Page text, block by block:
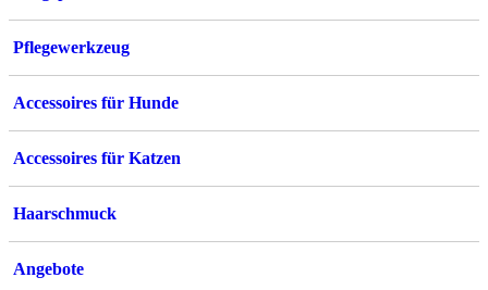
Pflegewerkzeug
Accessoires für Hunde
Accessoires für Katzen
Haarschmuck
Angebote